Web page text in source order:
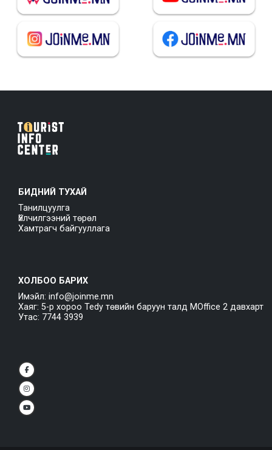
БИДНИЙ ТУХАЙ
Танилцуулга
Үйлчилгээний төрөл
Хамтрагч байгууллага
ХОЛБОО БАРИХ
Имэйл: info@joinme.mn
Хаяг: 5-р хороо Tedy төвийн баруун талд MOffice 2 давхарт
Утас: 7744 3939